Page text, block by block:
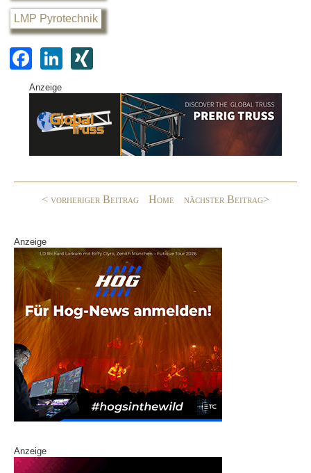
LMP Pyrotechnik
F
a
c
e
o
Li
k
e
G
Anzeige
< vorheriger Beitrag Home nächster Beitrag>
Anzeige
Anzeige